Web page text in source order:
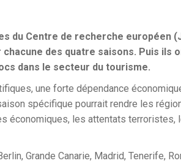
du Centre de recherche européen
chacune des quatre saisons. Puis ils
dans le secteur du tourisme.
une forte dépendance
spécifique pourrait rendre les
économiques, les attentats terroristes,
Grande Canarie, Madrid, Tenerife,